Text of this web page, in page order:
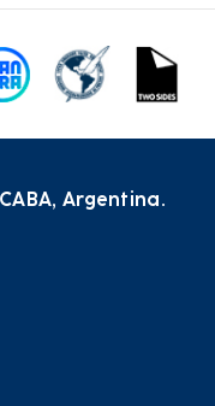
Argentina.